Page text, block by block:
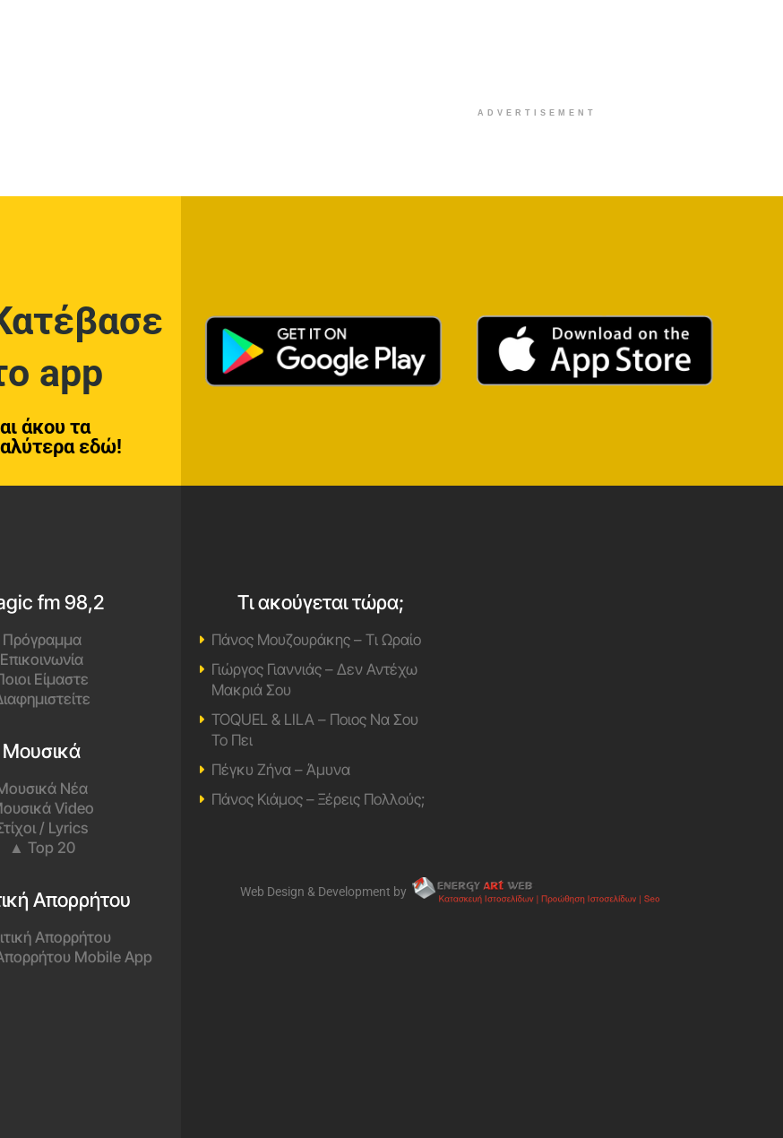
ADVERTISEMENT
app
άκου τα
εδώ!
fm 98,2
Πρόγραμμα
Επικοινωνία
Είμαστε
Μουσικά
Νέα
Video
/ Lyrics
▲ Top 20
Απορρήτου
Απορρήτου
Mobile App
Τι ακούγεται τώρα;
Πάνος Μουζουράκης – Τι Ωραίο
Γιώργος Γιαννιάς – Δεν Αντέχω
Μακριά Σου
TOQUEL & LILA – Ποιος Να Σου
Το Πει
Πέγκυ Ζήνα – Άμυνα
Πάνος Κιάμος – Ξέρεις Πολλούς;
Web Design & Development by